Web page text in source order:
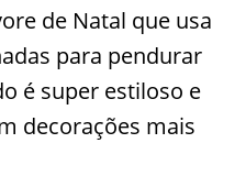
de Natal que usa
para pendurar
é super estiloso e
decorações mais